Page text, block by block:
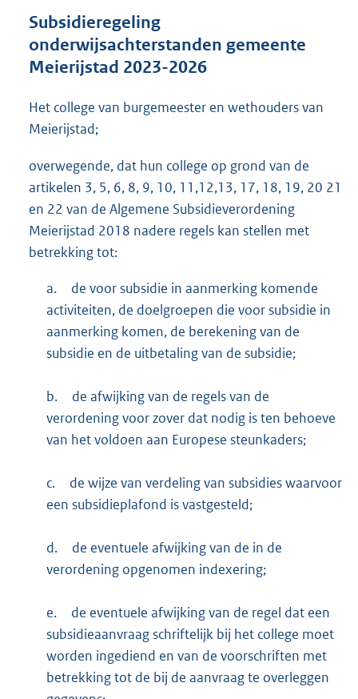
o
1
K
b
Subsidieregeling
onderwijsachterstanden gemeente
Meierijstad 2023-2026
Het college van burgemeester en wethouders van
Meierijstad;
overwegende, dat hun college op grond van de
artikelen 3, 5, 6, 8, 9, 10, 11,12,13, 17, 18, 19, 20 21
en 22 van de Algemene Subsidieverordening
Meierijstad 2018 nadere regels kan stellen met
betrekking tot:
a.
de voor subsidie in aanmerking komende
activiteiten, de doelgroepen die voor subsidie in
aanmerking komen, de berekening van de
subsidie en de uitbetaling van de subsidie;
b.
de afwijking van de regels van de
verordening voor zover dat nodig is ten behoeve
van het voldoen aan Europese steunkaders;
c.
de wijze van verdeling van subsidies waarvoor
een subsidieplafond is vastgesteld;
d.
de eventuele afwijking van de in de
verordening opgenomen indexering;
e.
de eventuele afwijking van de regel dat een
subsidieaanvraag schriftelijk bij het college moet
worden ingediend en van de voorschriften met
betrekking tot de bij de aanvraag te overleggen